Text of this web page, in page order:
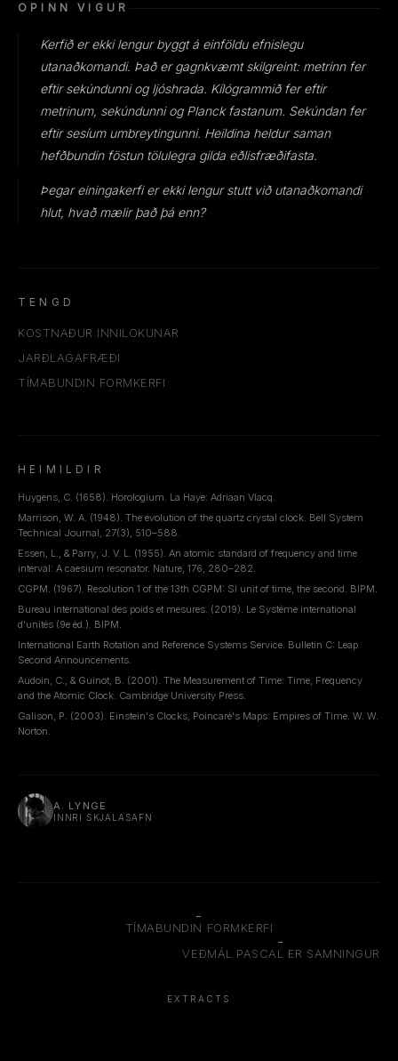
OPINN VIGUR
Kerfið er ekki lengur byggt á einföldu efnislegu
utanaðkomandi. Það er gagnkvæmt skilgreint: metrinn fer
eftir sekúndunni og ljóshrada. Kílógrammið fer eftir
metrinum, sekúndunni og Planck fastanum. Sekúndan fer
eftir sesíum umbreytingunni. Heildina heldur saman
hefðbundin föstun tölulegra gilda eðlisfræðifasta.
Þegar einingakerfi er ekki lengur stutt við utanaðkomandi
hlut, hvað mælir það þá enn?
TENGD
KOSTNAÐUR INNILOKUNAR
JARÐLAGAFRÆÐI
TÍMABUNDIN FORMKERFI
HEIMILDIR
Huygens, C. (1658). Horologium. La Haye: Adriaan Vlacq.
Marrison, W. A. (1948). The evolution of the quartz crystal clock. Bell System
Technical Journal, 27(3), 510–588.
Essen, L., & Parry, J. V. L. (1955). An atomic standard of frequency and time
interval: A caesium resonator. Nature, 176, 280–282.
CGPM. (1967). Resolution 1 of the 13th CGPM: SI unit of time, the second. BIPM.
Bureau international des poids et mesures. (2019). Le Système international
d'unités (9e éd.). BIPM.
International Earth Rotation and Reference Systems Service. Bulletin C: Leap
Second Announcements.
Audoin, C., & Guinot, B. (2001). The Measurement of Time: Time, Frequency
and the Atomic Clock. Cambridge University Press.
Galison, P. (2003). Einstein's Clocks, Poincaré's Maps: Empires of Time. W. W.
Norton.
A. LYNGE
INNRI SKJALASAFN
←
TÍMABUNDIN FORMKERFI
→
VEÐMÁL PASCAL ER SAMNINGUR
EXTRACTS